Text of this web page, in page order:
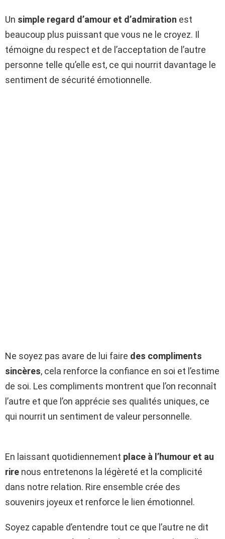
Un simple regard d’amour et d’admiration est
beaucoup plus puissant que vous ne le croyez. Il
témoigne du respect et de l’acceptation de l’autre
personne telle qu’elle est, ce qui nourrit davantage le
sentiment de sécurité émotionnelle.
Ne soyez pas avare de lui faire des compliments
sincères, cela renforce la confiance en soi et l’estime
de soi. Les compliments montrent que l’on reconnaît
l’autre et que l’on apprécie ses qualités uniques, ce
qui nourrit un sentiment de valeur personnelle.
En laissant quotidiennement place à l’humour et au
rire nous entretenons la légèreté et la complicité
dans notre relation. Rire ensemble crée des
souvenirs joyeux et renforce le lien émotionnel.
Soyez capable d’entendre tout ce que l’autre ne dit